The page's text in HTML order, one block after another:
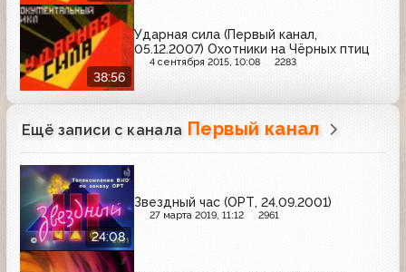
38:56
Ударная сила (Первый канал,
05.12.2007) Охотники на Чёрных птиц
4 сентября 2015, 10:08 2283
Ещё записи с канала Первый канал
24:08
Звездный час (ОРТ, 24.09.2001)
27 марта 2019, 11:12 2961